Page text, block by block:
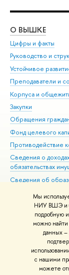
Мы
НИУ ВШЭ и
подробную
можно найти
данных –
с нашими
можете
О ВЫШКЕ
Цифры и факты
Руководство и
Устойчивое
Преподаватели и
Корпуса и
Закупки
Обращения
Фонд целевого
Противодействие
Сведения о
обязательствах
Сведения об
Людям с
Единая платежная
Работа в Вышке
© НИУ ВШЭ
материалов
Шрифты HSE Sans